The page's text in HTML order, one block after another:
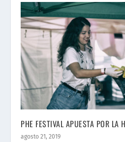
PHE FESTIVAL APUESTA POR LA
agosto 21, 2019